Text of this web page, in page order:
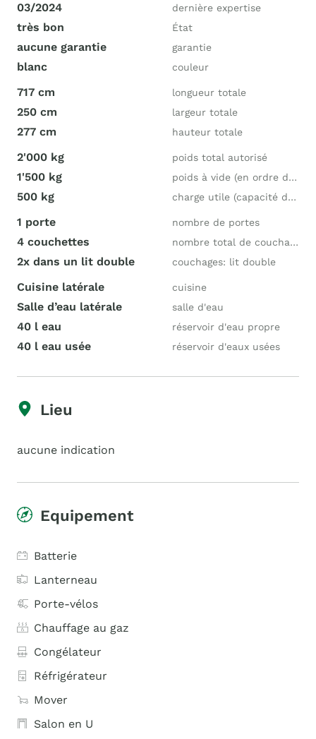
03/2024 dernière expertise
très bon État
aucune garantie garantie
blanc couleur
717 cm longueur totale
250 cm largeur totale
277 cm hauteur totale
2'000 kg poids total autorisé
1'500 kg poids à vide (en ordre de marche)
500 kg charge utile (capacité de charge)
1 porte nombre de portes
4 couchettes nombre total de couchages
2x dans un lit double couchages: lit double
Cuisine latérale cuisine
Salle d’eau latérale salle d'eau
40 l eau réservoir d'eau propre
40 l eau usée réservoir d'eaux usées
Lieu
aucune indication
Equipement
Batterie
Lanterneau
Porte-vélos
Chauffage au gaz
Congélateur
Réfrigérateur
Mover
Salon en U